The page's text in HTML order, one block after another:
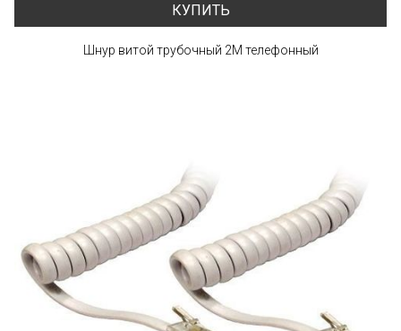
КУПИТЬ
Шнур витой трубочный 2М телефонный